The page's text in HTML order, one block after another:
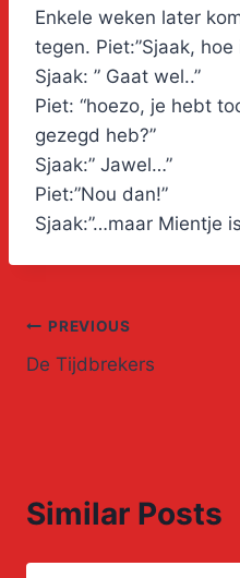
Enkele weken later
tegen. Piet:”Sjaak, hoe
Sjaak: ” Gaat wel..”
Piet: “hoezo, je hebt
gezegd heb?”
Sjaak:” Jawel…”
Piet:”Nou dan!”
Sjaak:”…maar Mientje
Post
navigation
PREVIOUS
De Tijdbrekers
Similar Posts